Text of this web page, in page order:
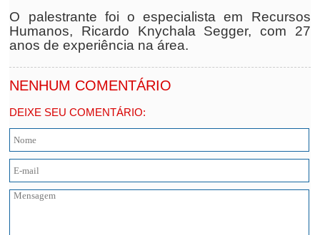
O palestrante foi o especialista em Recursos
Humanos, Ricardo Knychala Segger, com 27
anos de experiência na área.
NENHUM COMENTÁRIO
DEIXE SEU COMENTÁRIO: